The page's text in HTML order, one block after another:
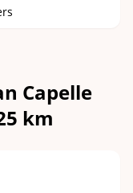
Capelle
km